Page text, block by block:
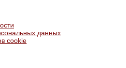
данных
cookie